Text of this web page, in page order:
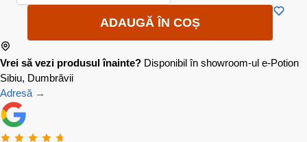
ADAUGĂ ÎN COȘ
Vrei să vezi produsul înainte? Disponibil în showroom-ul e-Potion
Sibiu, Dumbrăvii
Adresă →